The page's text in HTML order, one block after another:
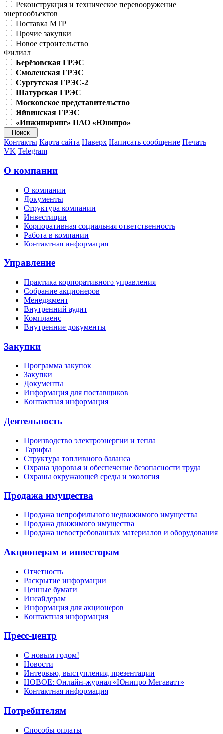
Реконструкция и техническое перевооружение
энергообъектов
Поставка МТР
Прочие закупки
Новое строительство
Филиал
Берёзовская ГРЭС
Смоленская ГРЭС
Сургутская ГРЭС-2
Шатурская ГРЭС
Московское представительство
Яйвинская ГРЭС
«Инжиниринг» ПАО «Юнипро»
Контакты Карта сайта Наверх Написать сообщение Печать
VK Telegram
О компании
О компании
Документы
Структура компании
Инвестиции
Корпоративная социальная ответственность
Работа в компании
Контактная информация
Управление
Практика корпоративного управления
Собрание акционеров
Менеджмент
Внутренний аудит
Комплаенс
Внутренние документы
Закупки
Программа закупок
Закупки
Документы
Информация для поставщиков
Контактная информация
Деятельность
Производство электроэнергии и тепла
Тарифы
Структура топливного баланса
Охрана здоровья и обеспечение безопасности труда
Охраны окружающей среды и экология
Продажа имущества
Продажа непрофильного недвижимого имущества
Продажа движимого имущества
Продажа невостребованных материалов и оборудования
Акционерам и инвесторам
Отчетность
Раскрытие информации
Ценные бумаги
Инсайдерам
Информация для акционеров
Контактная информация
Пресс-центр
С новым годом!
Новости
Интервью, выступления, презентации
НОВОЕ: Онлайн-журнал «Юнипро Мегаватт»
Контактная информация
Потребителям
Способы оплаты